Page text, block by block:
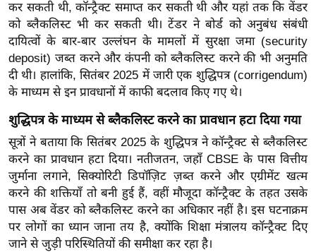
र्ल्ड
न्यू
ज
ब्री
फ
नो
रं
ज
न
ज
ग
त
कर सकती थी, कॉन्ट्रैक्ट समाप्त कर सकती थी और यहां तक ​​कि वेंडर
को ब्लैकलिस्ट भी कर सकती थी। टेंडर ने बोर्ड को अनुबंध संबंधी
दायित्वों के बार-बार उल्लंघन के मामलों में सुरक्षा जमा (security
deposit) जब्त करने और कंपनी को ब्लैकलिस्ट करने की भी अनुमति
दी थी। हालांकि, सितंबर 2025 में जारी एक शुद्धिपत्र (corrigendum)
के माध्यम से इन प्रावधानों में काफी बदलाव किए गए थे।
शुद्धिपत्र के माध्यम से ब्लैकलिस्ट करने का प्रावधान हटा दिया गया
सूत्रों ने बताया कि सितंबर 2025 के शुद्धिपत्र ने कॉन्ट्रैक्ट से ब्लैकलिस्ट
करने का प्रावधान हटा दिया। नतीजतन, जहाँ CBSE के पास वित्तीय
जुर्माना लगाने, सिक्योरिटी डिपॉज़िट ज़ब्त करने और एग्रीमेंट खत्म
करने की शक्तियाँ तो बनी हुई हैं, वहीं मौजूदा कॉन्ट्रैक्ट के तहत उसके
पास अब वेंडर को ब्लैकलिस्ट करने का अधिकार नहीं है।इस घटनाक्रम
पर लोगों का ध्यान जाना तय है, क्योंकि शिक्षा मंत्रालय कॉन्ट्रैक्ट दिए
जाने से जुड़ी परिस्थितियों की समीक्षा कर रहा है।